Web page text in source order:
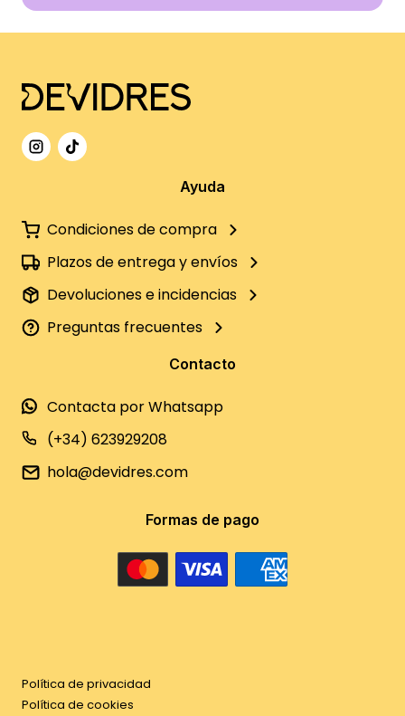
Ayuda
Condiciones de compra
Plazos de entrega y envíos
Devoluciones e incidencias
Preguntas frecuentes
Contacto
Contacta por Whatsapp
(+34) 623929208
hola@devidres.com
Formas de pago
Política de privacidad
Política de cookies